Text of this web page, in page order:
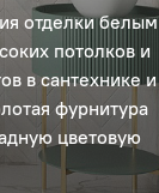
отделки белым
потолков и
в сантехнике и
фурнитура
цветовую